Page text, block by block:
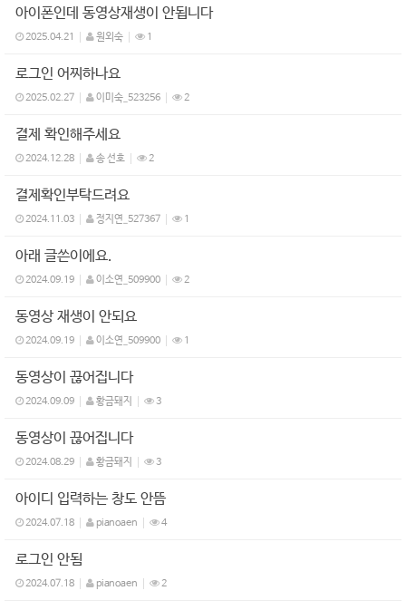
아이폰인데 동영상재생이 안됩니다
2025.04.21 원외숙 1
로그인 어찌하나요
2025.02.27 이미숙_523256 2
결제 확인해주세요
2024.12.28 송 선호 2
결제확인부탁드려요
2024.11.03 정지연_527367 1
아래 글쓴이에요.
2024.09.19 이소연_509900 2
동영상 재생이 안되요
2024.09.19 이소연_509900 1
동영상이 끊어집니다
2024.09.09 황금돼지 3
동영상이 끊어집니다
2024.08.29 황금돼지 3
아이디 입력하는 창도 안뜸
2024.07.18 pianoaen 4
로그인 안됨
2024.07.18 pianoaen 2